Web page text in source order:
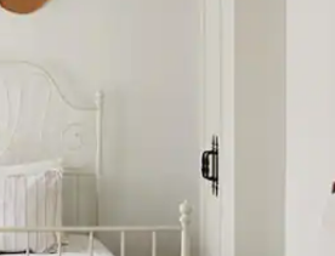
explore by touch or swipe gestures.